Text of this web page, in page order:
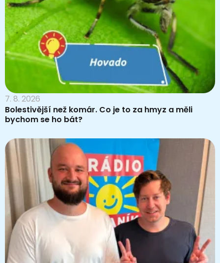
7. 8. 2026
Bolestivější než komár. Co je to za hmyz a měli
bychom se ho bát?